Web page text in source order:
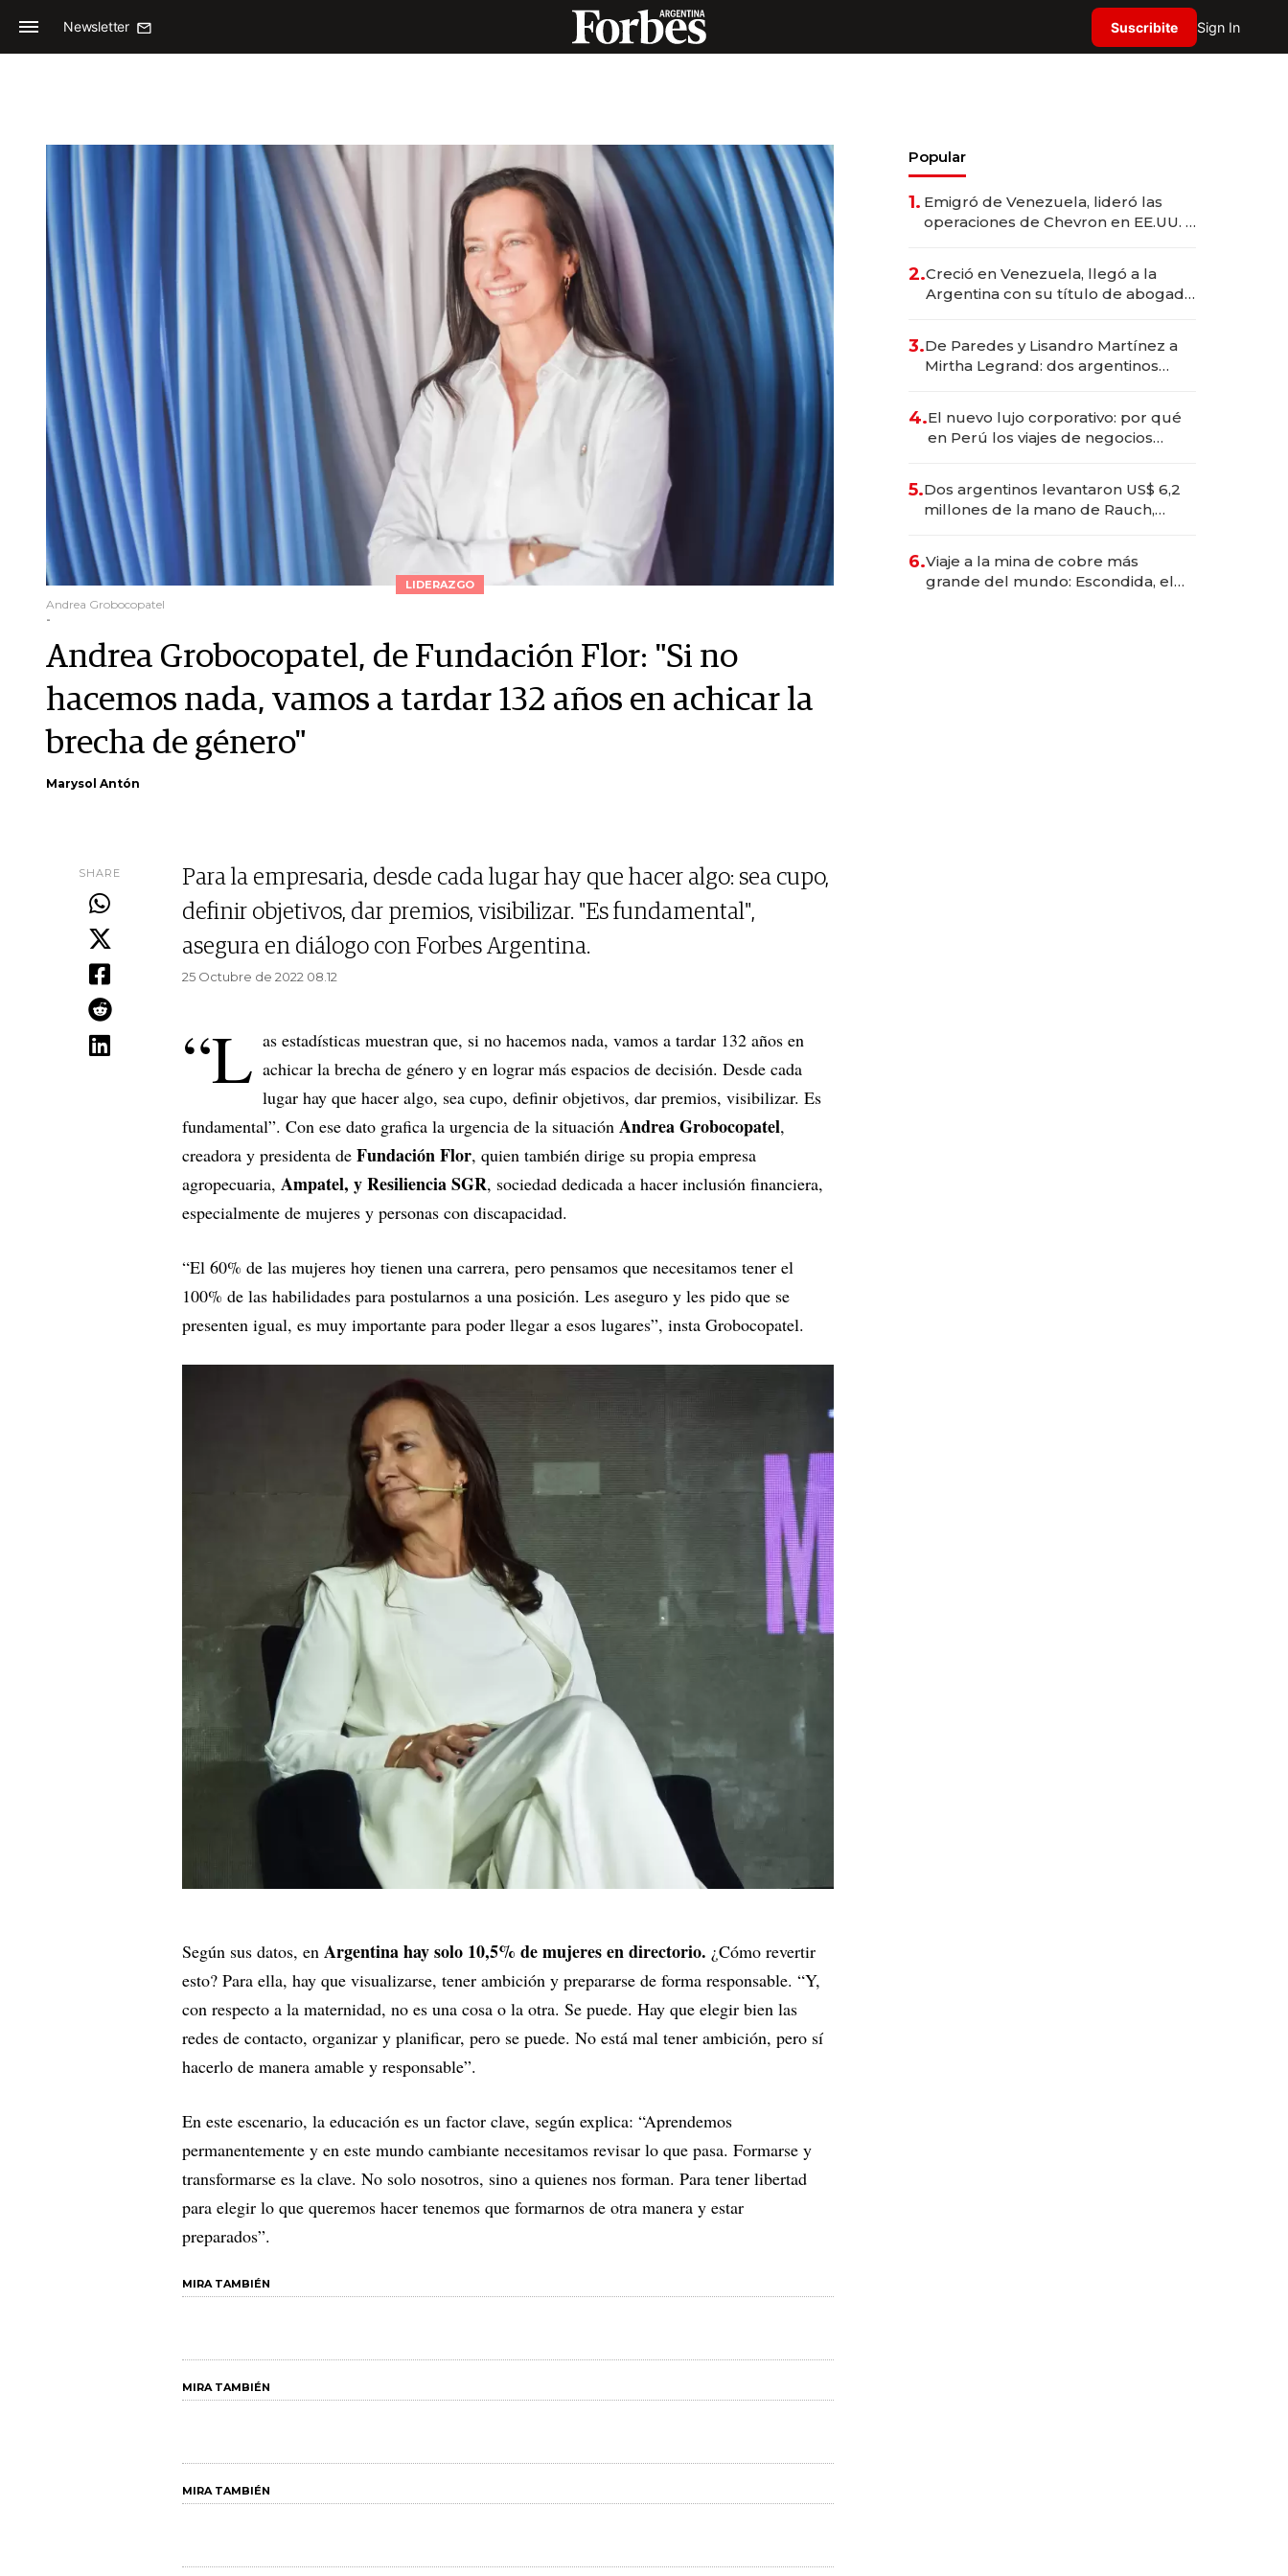
Newsletter Suscribite Sign In
LIDERAZGO
Andrea Grobocopatel
-
Andrea Grobocopatel, de Fundación Flor: "Si no
hacemos nada, vamos a tardar 132 años en achicar la
brecha de género"
Marysol Antón
SHARE
Para la empresaria, desde cada lugar hay que hacer algo: sea cupo,
definir objetivos, dar premios, visibilizar. "Es fundamental",
asegura en diálogo con Forbes Argentina.
25 Octubre de 2022 08.12
“L as estadísticas muestran que, si no hacemos nada, vamos a tardar 132 años en
achicar la brecha de género y en lograr más espacios de decisión. Desde cada
lugar hay que hacer algo, sea cupo, definir objetivos, dar premios, visibilizar. Es
fundamental”. Con ese dato grafica la urgencia de la situación Andrea Grobocopatel,
creadora y presidenta de Fundación Flor, quien también dirige su propia empresa
agropecuaria, Ampatel, y Resiliencia SGR, sociedad dedicada a hacer inclusión financiera,
especialmente de mujeres y personas con discapacidad.
“El 60% de las mujeres hoy tienen una carrera, pero pensamos que necesitamos tener el
100% de las habilidades para postularnos a una posición. Les aseguro y les pido que se
presenten igual, es muy importante para poder llegar a esos lugares”, insta Grobocopatel.
Según sus datos, en Argentina hay solo 10,5% de mujeres en directorio. ¿Cómo revertir
esto? Para ella, hay que visualizarse, tener ambición y prepararse de forma responsable. “Y,
con respecto a la maternidad, no es una cosa o la otra. Se puede. Hay que elegir bien las
redes de contacto, organizar y planificar, pero se puede. No está mal tener ambición, pero sí
hacerlo de manera amable y responsable”.
En este escenario, la educación es un factor clave, según explica: “Aprendemos
permanentemente y en este mundo cambiante necesitamos revisar lo que pasa. Formarse y
transformarse es la clave. No solo nosotros, sino a quienes nos forman. Para tener libertad
para elegir lo que queremos hacer tenemos que formarnos de otra manera y estar
preparados”.
MIRA TAMBIÉN
MIRA TAMBIÉN
MIRA TAMBIÉN
Popular
1. Emigró de Venezuela, lideró las
operaciones de Chevron en EE.UU. y
2.Creció en Venezuela, llegó a la
Argentina con su título de abogado
marcas "fast premium"
3.De Paredes y Lisandro Martínez a
Mirtha Legrand: dos argentinos
4.El nuevo lujo corporativo: por qué
en Perú los viajes de negocios
transformadoras
5.Dos argentinos levantaron US$ 6,2
millones de la mano de Rauch,
6.Viaje a la mina de cobre más
grande del mundo: Escondida, el